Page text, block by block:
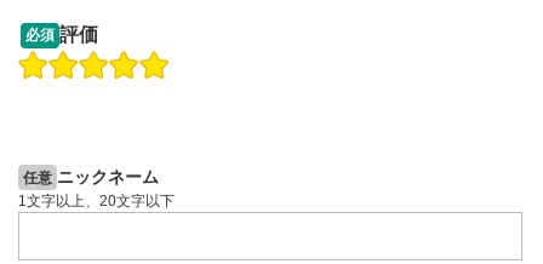
操作説明動画
必須 評価
任意 ニックネーム
1文字以上、20文字以下